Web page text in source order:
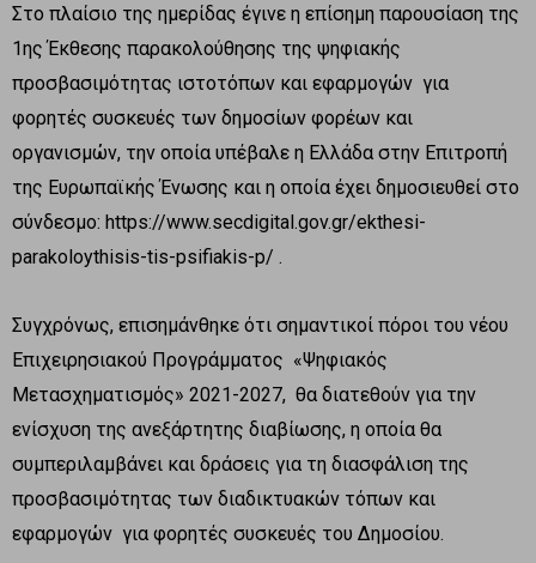
Στο πλαίσιο της ημερίδας έγινε η επίσημη παρουσίαση της
1ης Έκθεσης παρακολούθησης της ψηφιακής
προσβασιμότητας ιστοτόπων και εφαρμογών για
φορητές συσκευές των δημοσίων φορέων και
οργανισμών, την οποία υπέβαλε η Ελλάδα στην Επιτροπή
της Ευρωπαϊκής Ένωσης και η οποία έχει δημοσιευθεί στο
σύνδεσμο: https://www.secdigital.gov.gr/ekthesi-
parakoloythisis-tis-psifiakis-p/ .
Συγχρόνως, επισημάνθηκε ότι σημαντικοί πόροι του νέου
Επιχειρησιακού Προγράμματος «Ψηφιακός
Μετασχηματισμός» 2021-2027, θα διατεθούν για την
ενίσχυση της ανεξάρτητης διαβίωσης, η οποία θα
συμπεριλαμβάνει και δράσεις για τη διασφάλιση της
προσβασιμότητας των διαδικτυακών τόπων και
εφαρμογών για φορητές συσκευές του Δημοσίου.